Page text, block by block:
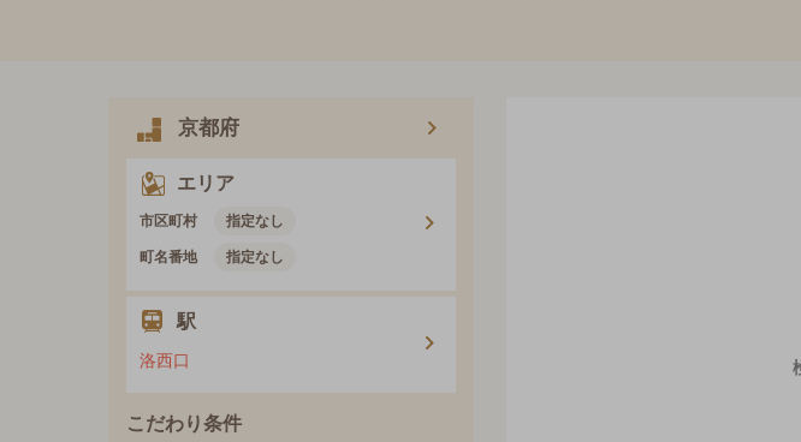
京都府
エリア
市区町村 指定なし
町名番地 指定なし
駅
洛西口
こだわり条件